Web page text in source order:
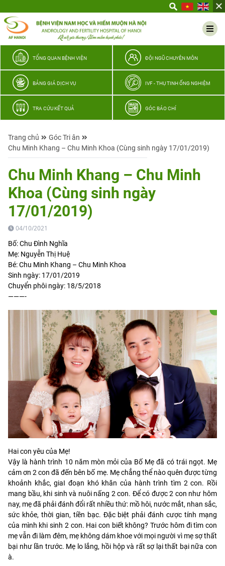
thương
Quân
TỔNG QUAN BỆNH VIỆN ĐỘI NGŨ CHUYÊN MÔN
BẢNG GIÁ DỊCH VỤ IVF - THỤ TINH ỐNG NGHIỆM
TRA CỨU KẾT QUẢ GÓC BÁO CHÍ
Trang chủ
Góc Tri ân
Chu Minh Khang – Chu Minh Khoa (Cùng sinh ngày 17/01/2019)
Chu Minh Khang – Chu Minh
Khoa (Cùng sinh ngày
17/01/2019)
04/10/2021
Bố: Chu Đình Nghĩa
Mẹ: Nguyễn Thị Huệ
Bé: Chu Minh Khang – Chu Minh Khoa
Sinh ngày: 17/01/2019
Chuyển phôi ngày: 18/5/2018
———-
Hai con yêu của Mẹ!
Vậy là hành trình 10 năm mòn mỏi của Bố Mẹ đã có trái ngọt. Mẹ
cảm ơn 2 con đã đến bên bố mẹ. Mẹ chẳng thể nào quên được từng
khoảnh khắc, giaI đoạn khó khăn của hành trình tìm 2 con. Rồi
mang bầu, khi sinh và nuôi nấng 2 con. Để có được 2 con như hôm
nay, mẹ đã phải đánh đổi rất nhiều thứ: mồ hôi, nước mắt, nhan sắc,
sức khỏe, thời gian, tiền bạc. Đặc biệt phải đánh cược tính mạng
của mình khi sinh 2 con. Hai con biết không? Trước hôm đi tìm con
mẹ vẫn đi làm đêm, mẹ không dám khoe với mọi người vì mẹ sợ thất
bại như lần trước. Mẹ lo lắng, hồi hộp và rất sợ lại thất bại nữa con
à.